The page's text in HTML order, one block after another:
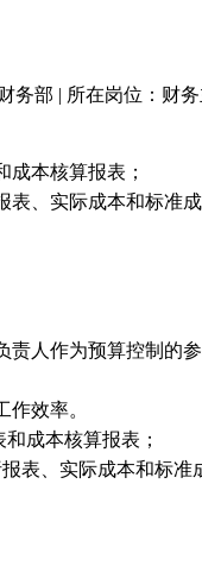
务部 | 所在岗位：财
本核算报表；
、实际成本和标准
人作为预算控制的参
效率。
成本核算报表；
表、实际成本和标准